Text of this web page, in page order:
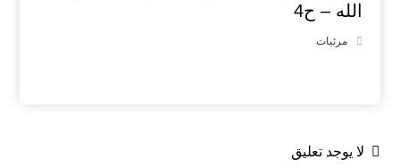
الله – ح4
مرئيات
لا يوجد تعليق